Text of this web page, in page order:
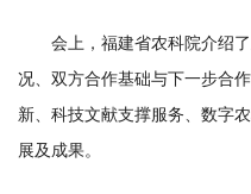
概
况
会上，福建省农科院介绍
况、双方合作基础与下一步合
新、科技文献支撑服务、数字
展及成果。